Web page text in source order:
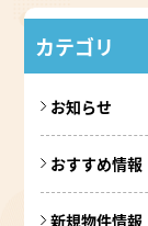
カテゴリ
お知らせ
おすすめ情報
新規物件情報